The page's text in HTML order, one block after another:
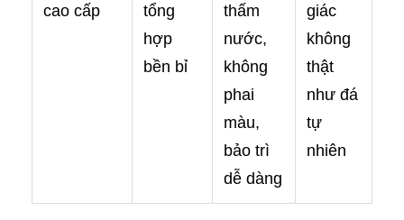
cao cấp
tổng
hợp
bền bỉ
thấm
nước,
không
phai
màu,
bảo trì
dễ dàng
giác
không
thật
như đá
tự
nhiên